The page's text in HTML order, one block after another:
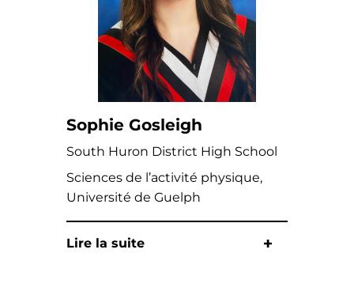
Sophie Gosleigh
South Huron District High School
Sciences de l’activité physique,
Université de Guelph
Lire la suite